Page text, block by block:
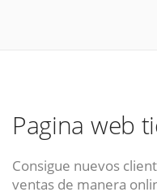
Pagina web
Consigue nuevos
ventas de manera